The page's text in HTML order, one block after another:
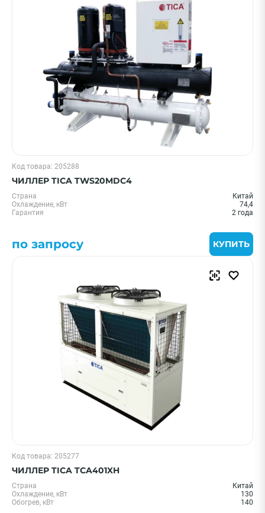
Код товара: 205288
ЧИЛЛЕР TICA TWS20MDC4
Страна
Китай
Охлаждение, кВт
74,4
Гарантия
2 года
по запросу КУПИТЬ
Код товара: 205277
ЧИЛЛЕР TICA TCA401XH
Страна
Китай
Охлаждение, кВт
130
Обогрев, кВт
140